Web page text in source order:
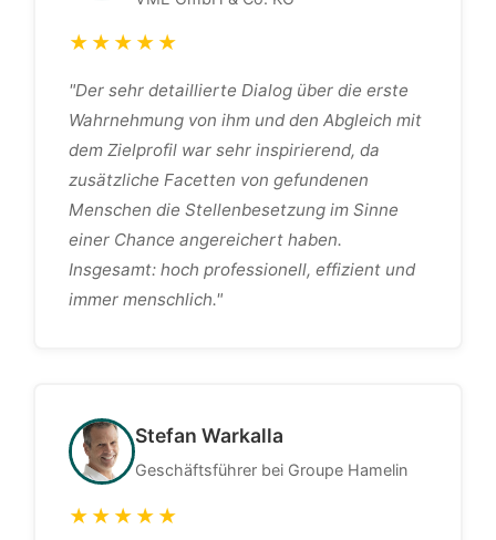
★★★★★
"Der sehr detaillierte Dialog über die erste
Wahrnehmung von ihm und den Abgleich mit
dem Zielprofil war sehr inspirierend, da
zusätzliche Facetten von gefundenen
Menschen die Stellenbesetzung im Sinne
einer Chance angereichert haben.
Insgesamt: hoch professionell, effizient und
immer menschlich."
Stefan Warkalla
Geschäftsführer bei Groupe Hamelin
★★★★★